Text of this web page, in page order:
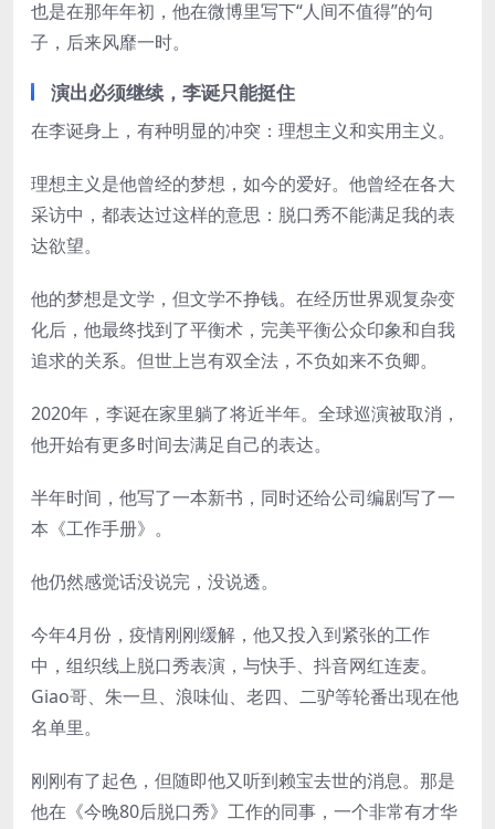
也是在那年年初，他在微博里写下“人间不值得”的句
子，后来风靡一时。
演出必须继续，李诞只能挺住
在李诞身上，有种明显的冲突：理想主义和实用主义。
理想主义是他曾经的梦想，如今的爱好。他曾经在各大
采访中，都表达过这样的意思：脱口秀不能满足我的表
达欲望。
他的梦想是文学，但文学不挣钱。在经历世界观复杂变
化后，他最终找到了平衡术，完美平衡公众印象和自我
追求的关系。但世上岂有双全法，不负如来不负卿。
2020年，李诞在家里躺了将近半年。全球巡演被取消，
他开始有更多时间去满足自己的表达。
半年时间，他写了一本新书，同时还给公司编剧写了一
本《工作手册》。
他仍然感觉话没说完，没说透。
今年4月份，疫情刚刚缓解，他又投入到紧张的工作
中，组织线上脱口秀表演，与快手、抖音网红连麦。
Giao哥、朱一旦、浪味仙、老四、二驴等轮番出现在他
名单里。
刚刚有了起色，但随即他又听到赖宝去世的消息。那是
他在《今晚80后脱口秀》工作的同事，一个非常有才华